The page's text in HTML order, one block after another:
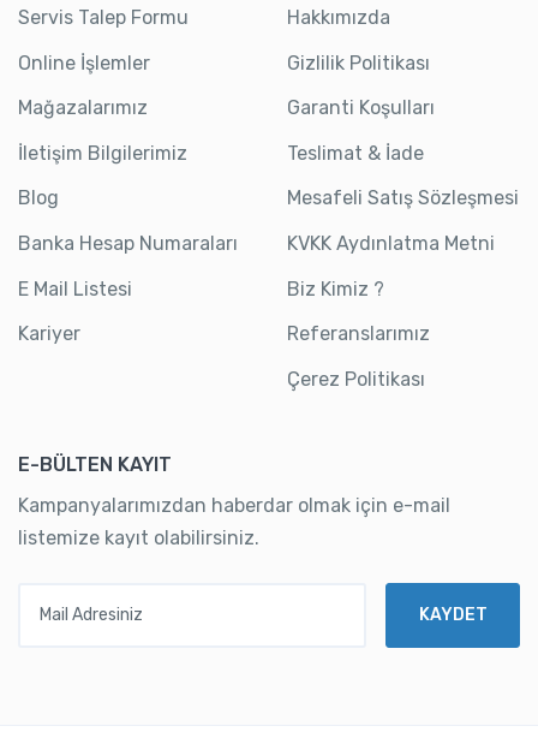
Servis Talep Formu
Online İşlemler
Mağazalarımız
İletişim Bilgilerimiz
Blog
Banka Hesap Numaraları
E Mail Listesi
Kariyer
Hakkımızda
Gizlilik Politikası
Garanti Koşulları
Teslimat & İade
Mesafeli Satış Sözleşmesi
KVKK Aydınlatma Metni
Biz Kimiz ?
Referanslarımız
Çerez Politikası
E-BÜLTEN KAYIT
Kampanyalarımızdan haberdar olmak için e-mail
listemize kayıt olabilirsiniz.
KAYDET